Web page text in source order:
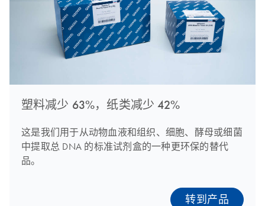
塑料减少 63%，纸类减少 42%
这是我们用于从动物血液和组织、细胞、酵母或细菌
中提取总 DNA 的标准试剂盒的一种更环保的替代
品。
转到产品